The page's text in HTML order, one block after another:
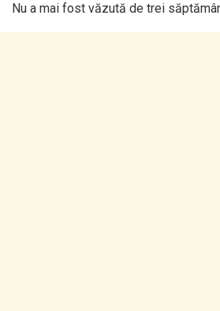
Nu a mai fost văzută de trei